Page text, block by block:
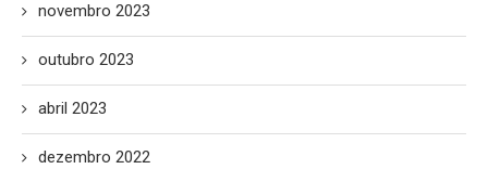
novembro 2023
outubro 2023
abril 2023
dezembro 2022